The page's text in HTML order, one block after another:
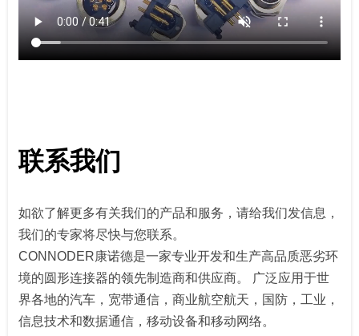
联系我们
如欲了解更多有关我们的产品和服务，请给我们发信息，
我们的专家将尽快与您联系。
CONNODER康诺德是一家专业开发和生产高品质恶劣环
境的圆形连接器的领先制造商和供应商。 广泛应用于世
界各地的汽车，宽带通信，商业航空航天，国防，工业，
信息技术和数据通信，移动设备和移动网络。